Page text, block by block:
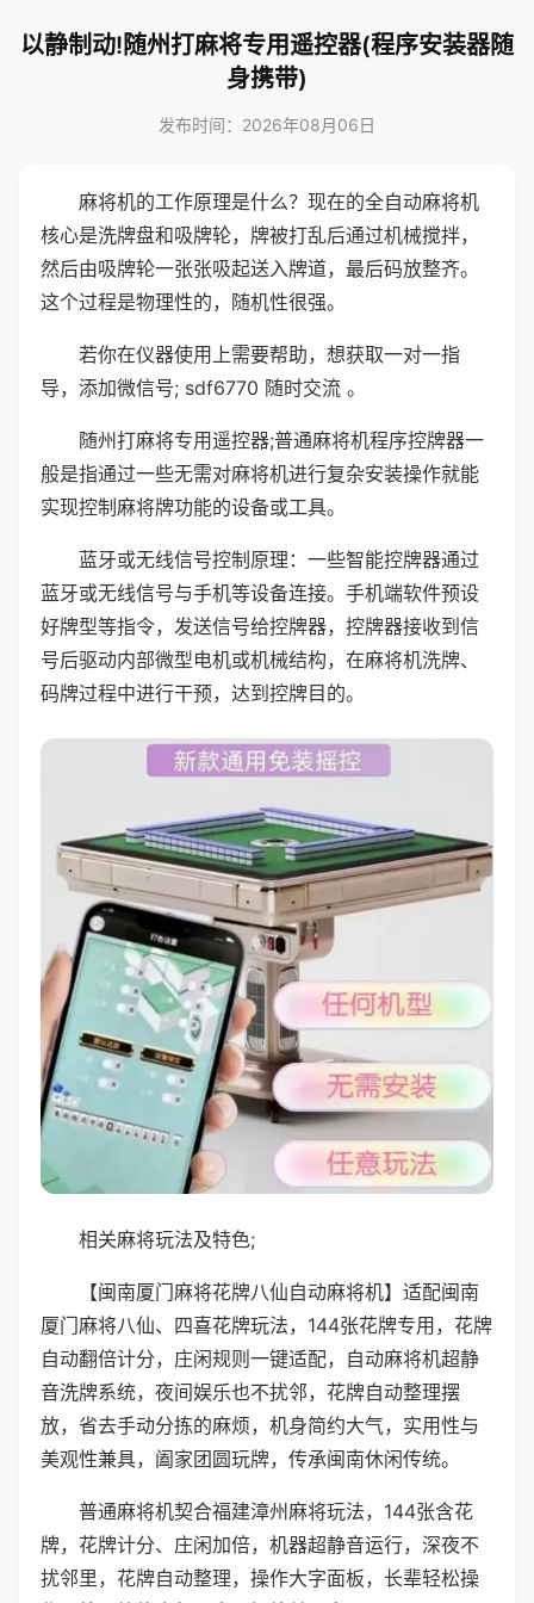
以静制动!随州打麻将专用遥控器(程序安装器随
身携带)
发布时间：2026年08月06日
麻将机的工作原理是什么？现在的全自动麻将机
核心是洗牌盘和吸牌轮，牌被打乱后通过机械搅拌，
然后由吸牌轮一张张吸起送入牌道，最后码放整齐。
这个过程是物理性的，随机性很强。
若你在仪器使用上需要帮助，想获取一对一指
导，添加微信号; sdf6770 随时交流 。
随州打麻将专用遥控器;普通麻将机程序控牌器一
般是指通过一些无需对麻将机进行复杂安装操作就能
实现控制麻将牌功能的设备或工具。
蓝牙或无线信号控制原理：一些智能控牌器通过
蓝牙或无线信号与手机等设备连接。手机端软件预设
好牌型等指令，发送信号给控牌器，控牌器接收到信
号后驱动内部微型电机或机械结构，在麻将机洗牌、
码牌过程中进行干预，达到控牌目的。
相关麻将玩法及特色;
【闽南厦门麻将花牌八仙自动麻将机】适配闽南
厦门麻将八仙、四喜花牌玩法，144张花牌专用，花牌
自动翻倍计分，庄闲规则一键适配，自动麻将机超静
音洗牌系统，夜间娱乐也不扰邻，花牌自动整理摆
放，省去手动分拣的麻烦，机身简约大气，实用性与
美观性兼具，阖家团圆玩牌，传承闽南休闲传统。
普通麻将机契合福建漳州麻将玩法，144张含花
牌，花牌计分、庄闲加倍，机器超静音运行，深夜不
扰邻里，花牌自动整理，操作大字面板，长辈轻松操